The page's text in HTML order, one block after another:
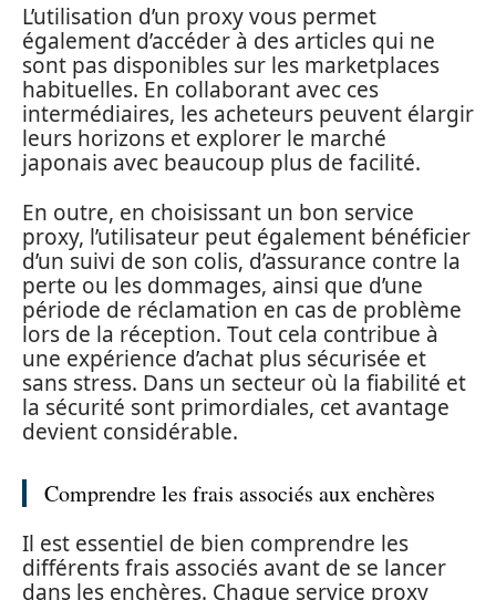
L’utilisation d’un proxy vous permet
également d’accéder à des articles qui ne
sont pas disponibles sur les marketplaces
habituelles. En collaborant avec ces
intermédiaires, les acheteurs peuvent élargir
leurs horizons et explorer le marché
japonais avec beaucoup plus de facilité.
En outre, en choisissant un bon service
proxy, l’utilisateur peut également bénéficier
d’un suivi de son colis, d’assurance contre la
perte ou les dommages, ainsi que d’une
période de réclamation en cas de problème
lors de la réception. Tout cela contribue à
une expérience d’achat plus sécurisée et
sans stress. Dans un secteur où la fiabilité et
la sécurité sont primordiales, cet avantage
devient considérable.
Comprendre les frais associés aux enchères
Il est essentiel de bien comprendre les
différents frais associés avant de se lancer
dans les enchères. Chaque service proxy